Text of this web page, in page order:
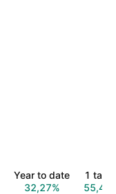
Year to date
32,27%
1